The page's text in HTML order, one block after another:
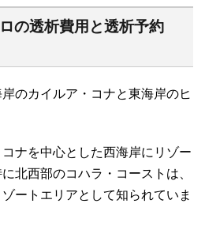
の透析費用と透析予約
のカイルア・コナと東海岸のヒ
ナを中心とした西海岸にリゾー
北西部のコハラ・コーストは、
ートエリアとして知られていま